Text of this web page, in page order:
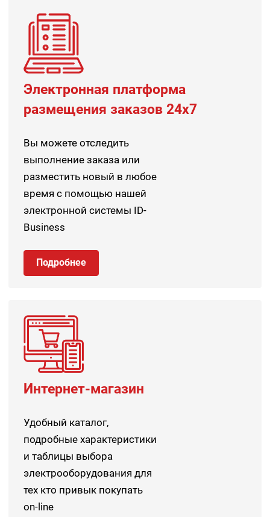
Электронная платформа
размещения заказов 24х7
Вы можете отследить
выполнение заказа или
разместить новый в любое
время с помощью нашей
электронной системы ID-
Business
Подробнее
Интернет-магазин
Удобный каталог,
подробные характеристики
и таблицы выбора
электрооборудования для
тех кто привык покупать
on-line